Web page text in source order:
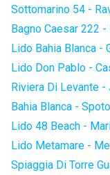
Sottomarino 54 -
Bagno Caesar 222
Lido Bahia Blanca -
Lido Don Pablo -
Riviera Di Levante -
Bahia Blanca -
Lido 48 Beach -
Lido Metamare -
Spiaggia Di Torre